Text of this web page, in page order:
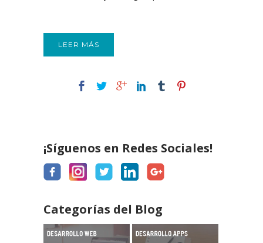
LEER MÁS
¡Síguenos en Redes Sociales!
Categorías del Blog